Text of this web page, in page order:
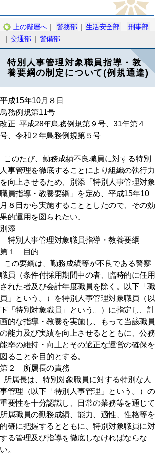
上の階層へ ｜ 警務部 ｜ 生活安全部 ｜ 刑事部
｜ 交通部 ｜ 警備部
特別人事管理対象職員指導・教
養要綱の制定について(例規通達)
平成15年10月８日
鳥務例規第11号
改正 平成28年鳥務例規第９号、31年第４
号、令和２年鳥務例規第５号
このたび、勤務成績不良職員に対する特別
人事管理を徹底することにより組織の執行力
を向上させるため、別添「特別人事管理対象
職員指導・教養要綱」を定め、平成15年10
月８日から実施することとしたので、その効
果的運用を図られたい。
別添
特別人事管理対象職員指導・教養要綱
第１ 目的
この要綱は、勤務成績等が不良である警察
職員（条件付採用期間中の者、臨時的に任用
された者及び会計年度職員を除く。以下「職
員」という。）を特別人事管理対象職員（以
下「特別対象職員」という。）に指定し、計
画的な指導・教養を実施し、もって当該職員
の能力及び実績を向上させるとともに、公務
能率の維持・向上とその適正な運営の確保を
図ることを目的とする。
第２ 所属長の責務
所属長は、特別対象職員に対する特別な人
事管理（以下「特別人事管理」という。）の
重要性を十分認識し、日常の業務等を通じて
所属職員の勤務成績、能力、適性、性格等を
的確に把握するとともに、特別対象職員に対
する管理及び指導を徹底しなければならな
い。